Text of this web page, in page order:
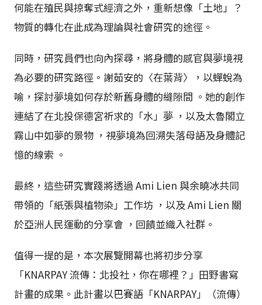
何能在殖民與掠奪式經濟之外，重新想像「土地」？
物質的轉化在此成為理論與社會研究的途徑。
同時，研究員們也向內探尋，將身體的感官與夢境視
為必要的研究路徑。謝茹安的〈在葉背〉，以蟬蛻為
喻，探討夢境如何存於新舊身體的縫隙間 。她的創作
連結了在北投保德宮祈求的「水」夢 ，以及太魯閣立
霧山中如夢的景物 ，視夢境為回溯失落母語及身體記
憶的線索 。
最終，這些研究實踐將透過 Ami Lien 與余曉冰共同
帶領的「紙張與植物染」工作坊 ，以及 Ami Lien 關
於亞洲人民運動的分享會 ，回饋並織入社群。
值得一提的是，本次展覽開幕也將初步分享
「KNARPAY 流傳：北投社，你在哪裡？」田野書寫
計畫的成果。此計畫以巴賽語「KNARPAY」（流傳）